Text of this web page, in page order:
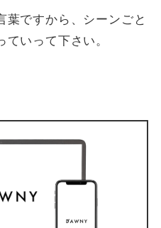
葉ですから、シーンごと
いって下さい。